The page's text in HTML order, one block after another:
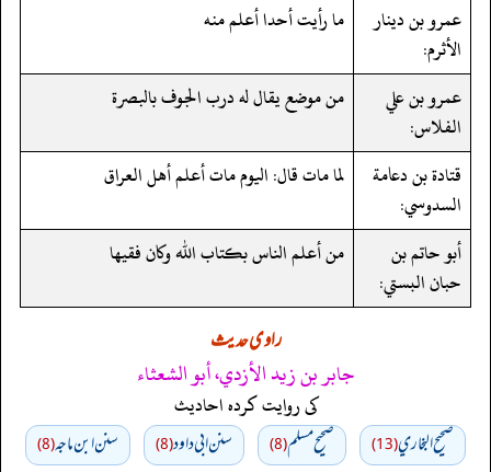
عمرو بن دينار
الأثرم:
ما رأيت أحدا أعلم منه
عمرو بن علي
الفلاس:
من موضع يقال له درب الجوف بالبصرة
قتادة بن دعامة
السدوسي:
لما مات قال: اليوم مات أعلم أهل العراق
أبو حاتم بن
حبان البستي:
من أعلم الناس بكتاب الله وكان فقيها
راوی حدیث
جابر بن زيد الأزدي، أبو الشعثاء
کی روایت کردہ احادیث
صحيح البخاري(13) صحيح مسلم(8) سنن ابي داود(8) سنن ابن ماجه(8)